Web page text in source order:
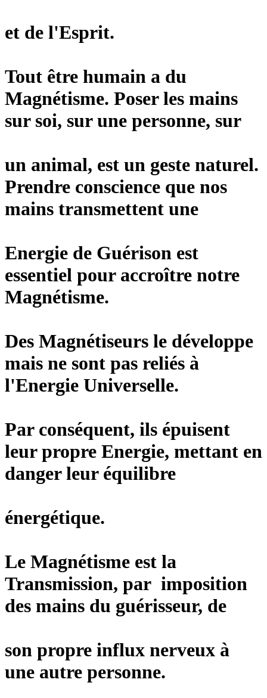
et de l'Esprit.
Tout être humain a du
Magnétisme. Poser les mains
sur soi, sur une personne, sur
un animal, est un geste naturel.
Prendre conscience que nos
mains transmettent une
Energie de Guérison est
essentiel pour accroître notre
Magnétisme.
Des Magnétiseurs le développe
mais ne sont pas reliés à
l'Energie Universelle.
Par conséquent, ils épuisent
leur propre Energie, mettant en
danger leur équilibre
énergétique.
Le Magnétisme est la
Transmission, par imposition
des mains du guérisseur, de
son propre influx nerveux à
une autre personne.